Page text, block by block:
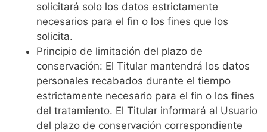
solicitará solo los datos estrictamente
necesarios para el fin o los fines que los
solicita.
Principio de limitación del plazo de
conservación: El Titular mantendrá los datos
personales recabados durante el tiempo
estrictamente necesario para el fin o los fines
del tratamiento. El Titular informará al Usuario
del plazo de conservación correspondiente